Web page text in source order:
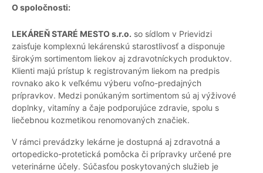
O spoločnosti:
LEKÁREŇ STARÉ MESTO s.r.o. so sídlom v Prievidzi
zaisťuje komplexnú lekárenskú starostlivosť a disponuje
širokým sortimentom liekov aj zdravotníckych produktov.
Klienti majú prístup k registrovaným liekom na predpis
rovnako ako k veľkému výberu voľno-predajných
prípravkov. Medzi ponúkaným sortimentom sú aj výživové
doplnky, vitamíny a čaje podporujúce zdravie, spolu s
liečebnou kozmetikou renomovaných značiek.
V rámci prevádzky lekárne je dostupná aj zdravotná a
ortopedicko-protetická pomôcka či prípravky určené pre
veterinárne účely. Súčasťou poskytovaných služieb je